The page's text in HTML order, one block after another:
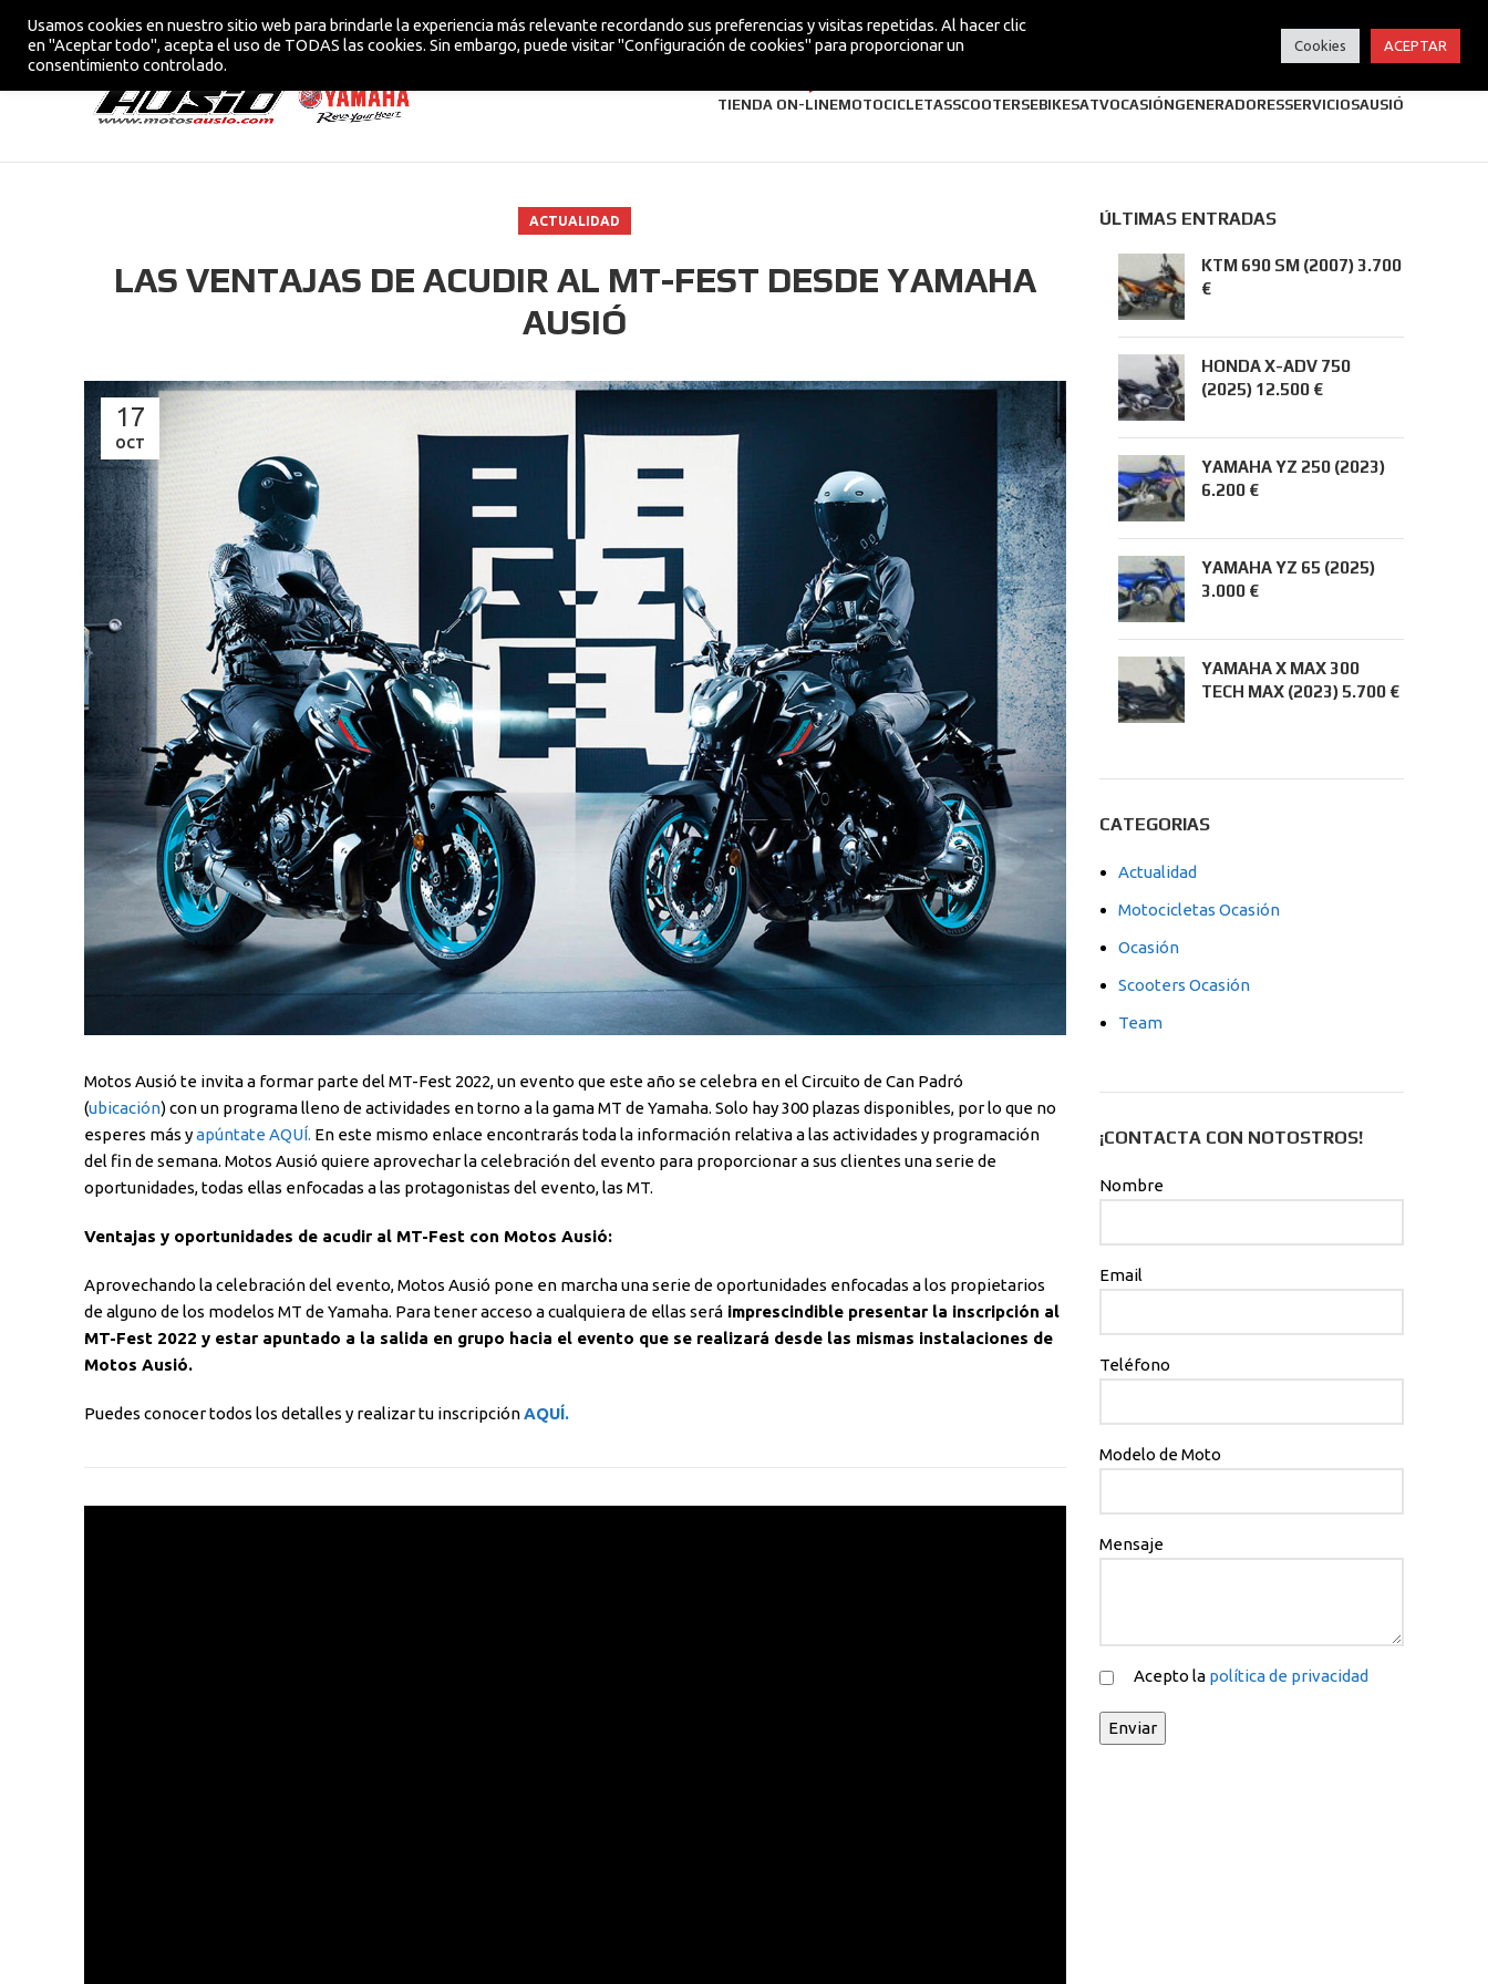
CONCESIONARIO OFICIAL YAMAHA EN VIC
TIENDA ON-LINEMOTOCICLETASSCOOTERSEBIKESATVOCASIÓNGENERADORESSERVICIOSAUSIÓ
ACTUALIDAD
LAS VENTAJAS DE ACUDIR AL MT-FEST DESDE YAMAHA
AUSIÓ
17
OCT
Motos Ausió te invita a formar parte del MT-Fest 2022, un evento que este año se celebra en el Circuito de Can Padró
(ubicación) con un programa lleno de actividades en torno a la gama MT de Yamaha. Solo hay 300 plazas disponibles, por lo que no
esperes más yapúntate AQUÍ. En este mismo enlace encontrarás toda la información relativa a las actividades y programación
del fin de semana. Motos Ausió quiere aprovechar la celebración del evento para proporcionar a sus clientes una serie de
oportunidades, todas ellas enfocadas a las protagonistas del evento, las MT.
Ventajas y oportunidades de acudir al MT-Fest con Motos Ausió:
Aprovechando la celebración del evento, Motos Ausió pone en marcha una serie de oportunidades enfocadas a los propietarios
de alguno de los modelos MT de Yamaha. Para tener acceso a cualquiera de ellas será imprescindible presentar la inscripción al
MT-Fest 2022 y estar apuntado a la salida en grupo hacia el evento que se realizará desde las mismas instalaciones de
Motos Ausió.
Puedes conocer todos los detalles y realizar tu inscripciónAQUÍ.
ÚLTIMAS ENTRADAS
KTM 690 SM (2007) 3.700
€
HONDA X-ADV 750
(2025) 12.500 €
YAMAHA YZ 250 (2023)
6.200 €
YAMAHA YZ 65 (2025)
3.000 €
YAMAHA X MAX 300
TECH MAX (2023) 5.700 €
CATEGORIAS
Actualidad
Motocicletas Ocasión
Ocasión
Scooters Ocasión
Team
¡CONTACTA CON NOTOSTROS!
Nombre
Email
Teléfono
Modelo de Moto
Mensaje
Acepto la política de privacidad
Usamos cookies en nuestro sitio web para brindarle la experiencia más relevante recordando sus preferencias y visitas repetidas. Al hacer clic
en "Aceptar todo", acepta el uso de TODAS las cookies. Sin embargo, puede visitar "Configuración de cookies" para proporcionar un
consentimiento controlado.
Cookies ACEPTAR